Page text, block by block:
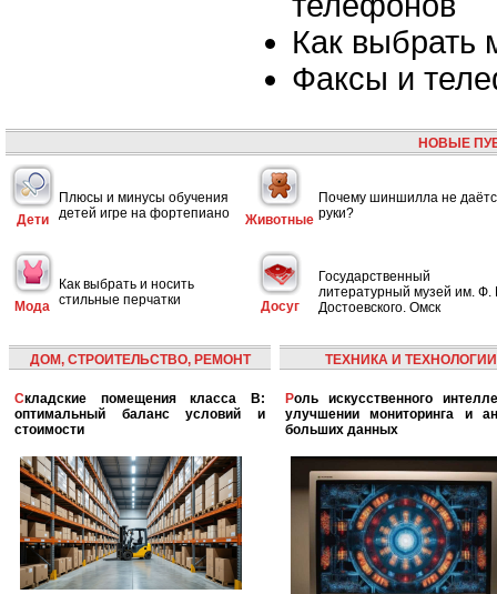
Как выбрать
Факсы и
НОВЫЕ
Дети
Плюсы и минусы обучения
детей игре на фортепиано
Животные
Почему шиншилла не
руки?
Мода
Как выбрать и носить
стильные перчатки
Досуг
Государственный
литературный музей им. Ф.
Достоевского. Омск
ДОМ, СТРОИТЕЛЬСТВО, РЕМОНТ
Складские помещения класса B:
оптимальный баланс условий и
стоимости
ТЕХНИКА И ТЕХНОЛОГИИ
Роль искусственного интеллекта в
улучшении мониторинга и
больших данных